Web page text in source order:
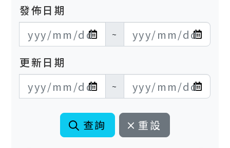
發佈日期
發布日期開始
~
發布日期結束
更新日期
更新日期開始
~
更新日期結束
查詢 重設